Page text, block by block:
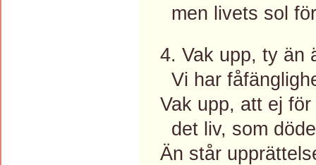
men livets sol
4. Vak upp, ty än
Vi har
Vak upp, att ej
det liv, som
Än står